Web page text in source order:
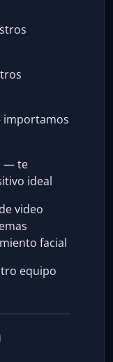
— te
ideal
video
facial
equipo